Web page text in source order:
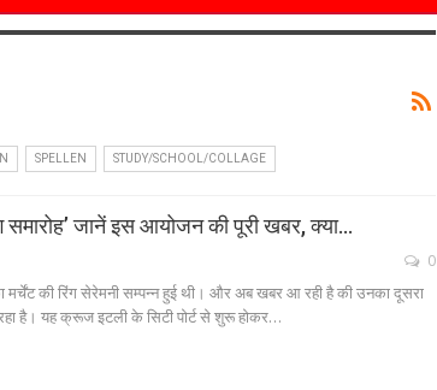
SPELLEN STUDY/SCHOOL/COLLAGE
समारोह’ जानें इस आयोजन की पूरी खबर, क्या…
0
मर्चेंट की रिंग सेरेमनी सम्पन्न हुई थी। और अब खबर आ रही है की उनका दूसरा
है। यह क्रूज इटली के सिटी पोर्ट से शुरू होकर…